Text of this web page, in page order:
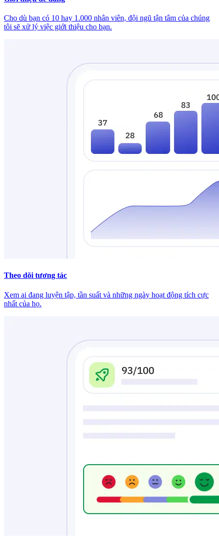
Cho dù bạn có 10 hay 1.000 nhân viên, đội ngũ tận tâm của chúng
tôi sẽ xử lý việc giới thiệu cho bạn.
Theo dõi tương tác
Xem ai đang luyện tập, tần suất và những ngày hoạt động tích cực
nhất của họ.